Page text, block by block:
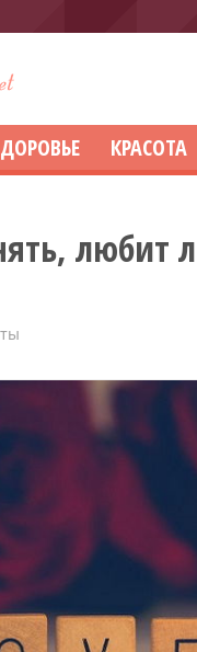
КРАСОТА
любит